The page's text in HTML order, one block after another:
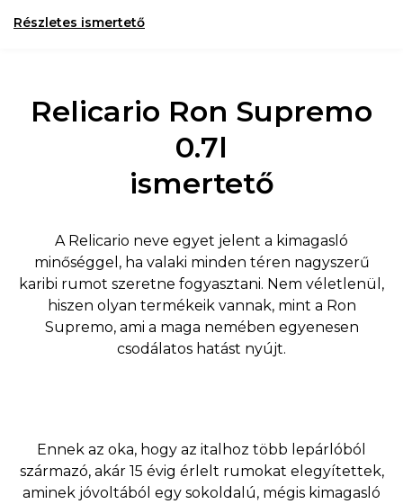
Részletes ismertető
Relicario Ron Supremo
0.7l
ismertető
A Relicario neve egyet jelent a kimagasló
minőséggel, ha valaki minden téren nagyszerű
karibi rumot szeretne fogyasztani. Nem véletlenül,
hiszen olyan termékeik vannak, mint a Ron
Supremo, ami a maga nemében egyenesen
csodálatos hatást nyújt.
Ennek az oka, hogy az italhoz több lepárlóból
származó, akár 15 évig érlelt rumokat elegyítettek,
aminek jóvoltából egy sokoldalú, mégis kimagasló